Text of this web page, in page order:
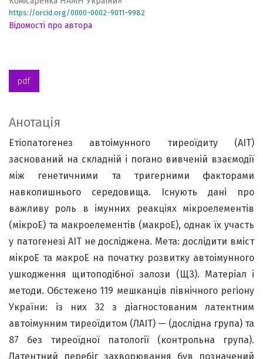
https://orcid.org/0000-0002-9011-9982
Відомості про автора
pdf
Анотація
Етіопатогенез автоімунного тиреоїдиту (АІТ)
заснований на складній і погано вивченій взаємодії
між генетичними та тригерними факторами
навколишнього середовища. Існують дані про
важливу роль в імунних реакціях мікроелементів
(мікроЕ) та макроелементів (макроЕ), однак їх участь
у патогенезі АІТ не досліджена. Мета: дослідити вміст
мікроЕ та макроЕ на початку розвитку автоімунного
ушкодження щитоподібної залози (ЩЗ). Матеріал і
методи. Обстежено 119 мешканців північного регіону
України: із них 32 з діагностованим латентним
автоімунним тиреоїдитом (ЛАІТ) — (дослідна група) та
87 без тиреоїдної патології (контрольна група).
Латентний перебіг захворювання був позначений